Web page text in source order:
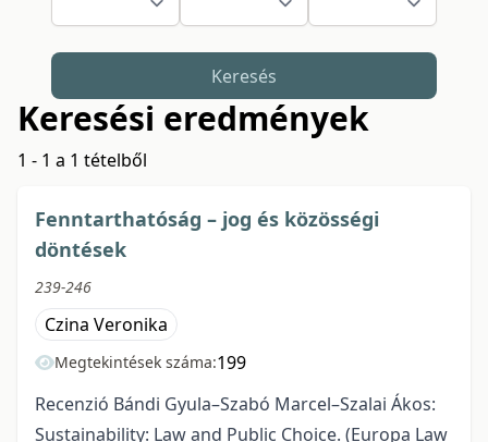
Keresés
Keresési eredmények
1 - 1 a 1 tételből
Fenntarthatóság – jog és közösségi
döntések
239-246
Czina Veronika
Megtekintések száma:199
Recenzió Bándi Gyula–Szabó Marcel–Szalai Ákos:
Sustainability: Law and Public Choice. (Europa Law